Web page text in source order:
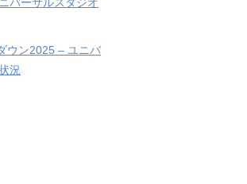
ウン2025 – ユニバ
況